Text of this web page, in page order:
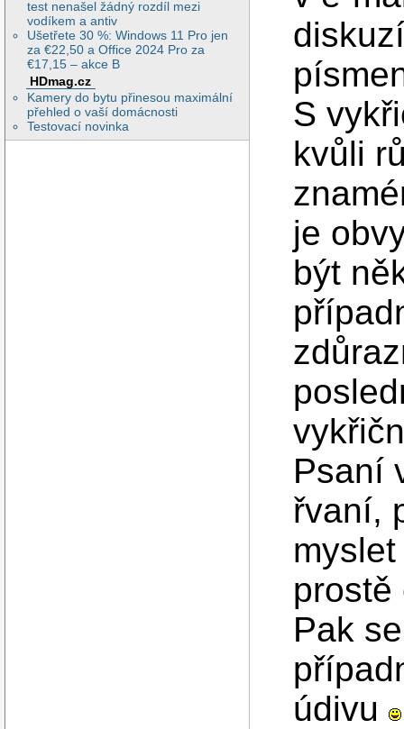
test nenašel žádný rozdíl mezi
vodíkem a antiv
Ušetřete 30 %: Windows 11 Pro jen
za €22,50 a Office 2024 Pro za
€17,15 – akce B
HDmag.cz
Kamery do bytu přinesou maximální
přehled o vaší domácnosti
Testovací novinka
S
kvůli
je
být
Psaní
řvaní,
Pak
údivu